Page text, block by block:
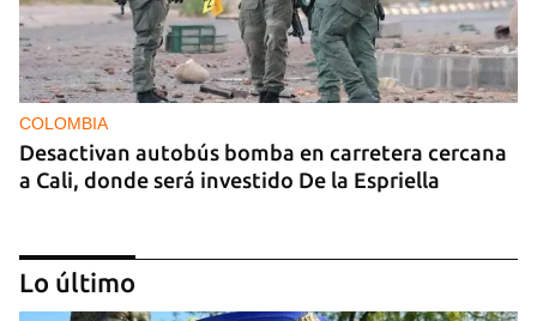
COLOMBIA
Desactivan autobús bomba en carretera cercana
a Cali, donde será investido De la Espriella
Lo último